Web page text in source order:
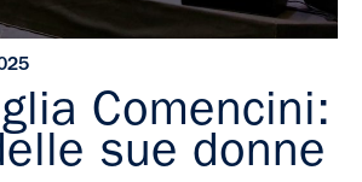
Comencini:
sue donne